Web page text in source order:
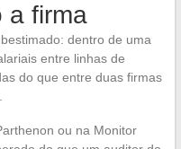
a firma
dentro de uma
entre linhas de
do que entre duas firmas
ou na Monitor